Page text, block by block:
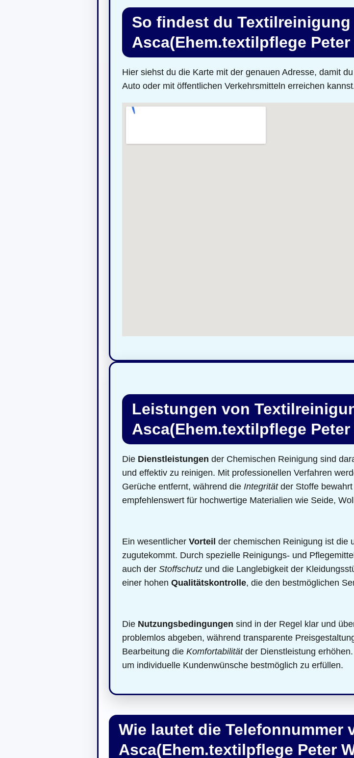
So findest du Textilreinigung
Asca(Ehem.textilpflege Peter
Hier siehst du die Karte mit der genauen Adresse, damit
Auto oder mit öffentlichen Verkehrsmitteln erreichen
Leistungen von
Asca(Ehem.textilpflege Peter
Die Dienstleistungen der Chemischen Reinigung sind
und effektiv zu reinigen. Mit professionellen Verfahren
Gerüche entfernt, während die Integritätder Stoffe bewahrt
empfehlenswert für hochwertige Materialien wie Seide,
Ein wesentlicher Vorteil der chemischen Reinigung ist die
zugutekommt. Durch spezielle Reinigungs- und
auch der Stoffschutz und die Langlebigkeit der
einer hohen Qualitätskontrolle, die den bestmöglichen
Die Nutzungsbedingungen sind in der Regel klar und
problemlos abgeben, während transparente
Bearbeitung die Komfortabilitätder Dienstleistung
um individuelle Kundenwünsche bestmöglich zu erfüllen.
Wie lautet die Telefonnummer
Asca(Ehem.textilpflege Peter